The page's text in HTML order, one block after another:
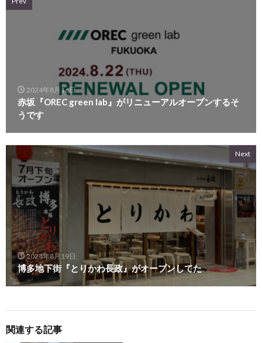
2024年8月16日
赤坂『OREC green lab』がリニューアルオープンするそ
うです
Next
2024年8月19日
博多地下街『とりかわ長政』がオープンしてた
関連する記事